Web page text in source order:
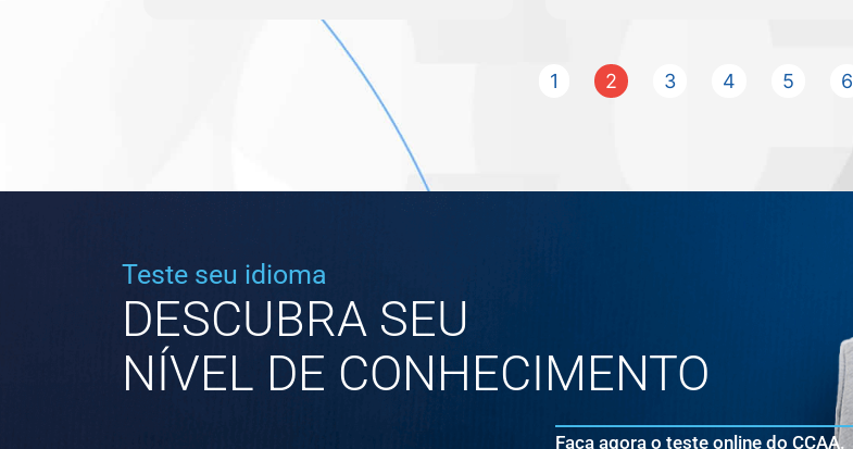
1 2 3 4 5 6
Teste seu idioma
DESCUBRA SEU
NÍVEL DE CONHECIMENTO
Faça agora o teste online do CCAA.